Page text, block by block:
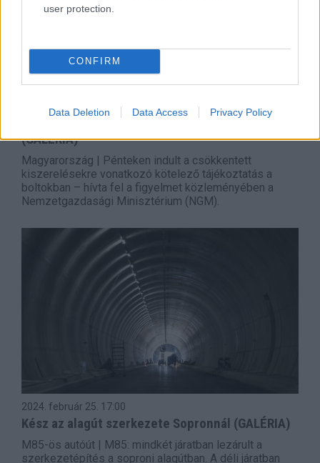
user protection.
CONFIRM
Data Deletion Data Access Privacy Policy
2024. március 1. 16:00
Ezekből a cikkekből kevesebbet kap a pénzéért
(GALÉRIA)
Magyarország | Pénteken indult a csökkentett
kiszerelésekre vonatkozó kötelező tájékoztatás a
boltokban – hívta fel a figyelmet közleményében a
Nemzetgazdasági Minisztérium (NGM).
2024. február 25. 17:00
Kész az alagút szerkezete Sopronnál (GALÉRIA)
M85-ös autóút | M85: mindkét járatban lezárult a
szerkezetépítés a soproni alagútban. A déli járatban